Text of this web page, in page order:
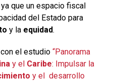
que un espacio fiscal
del Estado para
y la equidad.
el estudio “Panorama
y el Caribe: Impulsar la
y el desarrollo